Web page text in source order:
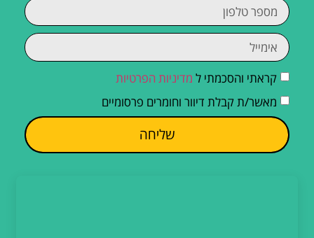
קראתי והסכמתי ל מדיניות הפרטיות
מאשר/ת קבלת דיוור וחומרים פרסומיים
שליחה